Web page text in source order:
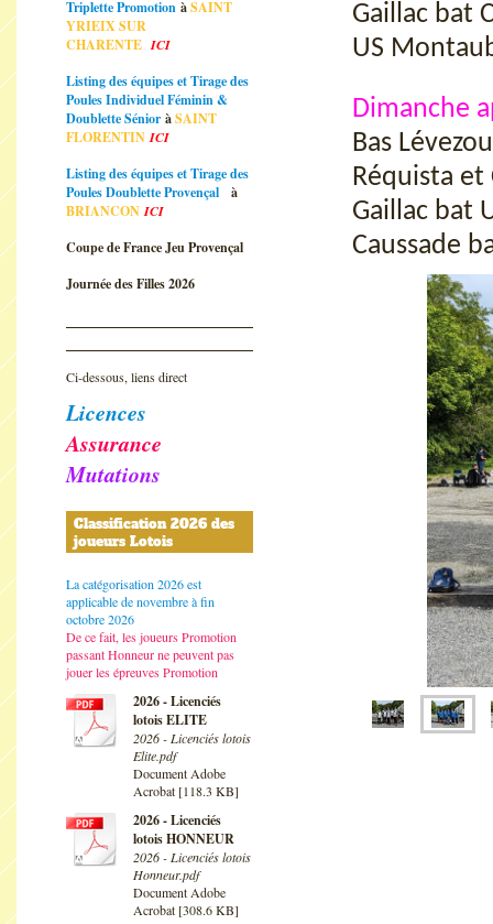
Triplette Promotion àSAINT
YRIEIX SUR
CHARENTEICI
Listing des équipes et Tirage des
Poules Individuel Féminin &
Doublette Sénior àSAINT
FLORENTINICI
Listing des équipes et Tirage des
Poules Doublette Provençal
à
BRIANCONICI
Coupe de France Jeu Provençal
Journée des Filles 2026
Ci-dessous, liens direct
Licences
Assurance
Mutations
Classification 2026 des
joueurs Lotois
La catégorisation 2026 est
applicable de novembre à fin
octobre 2026
De ce fait, les joueurs Promotion
passant Honneur ne peuvent pas
jouer les épreuves Promotion
2026 - Licenciés
lotois ELITE
2026 - Licenciés lotois
Elite.pdf
Document Adobe
Acrobat [118.3 KB]
2026 - Licenciés
lotois HONNEUR
2026 - Licenciés lotois
Honneur.pdf
Document Adobe
Acrobat [308.6 KB]
Gaillac bat
US
Dimanche
Bas
Réquista et
Gaillac bat
Caussade